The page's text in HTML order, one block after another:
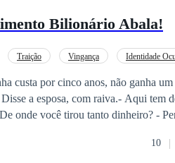
Bilionário Abala!
Traição Vingança Identidade
custa por cinco anos, não ganha um
a esposa, com raiva.- Aqui tem
onde você tirou tanto dinheiro? -
10